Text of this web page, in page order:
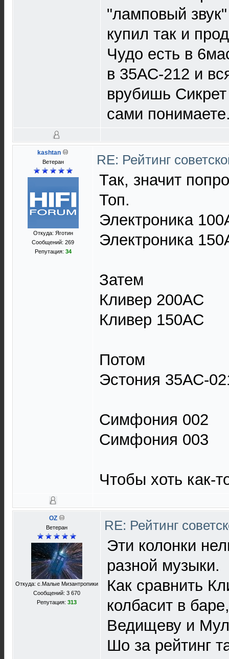
"ламповый
купил так и
Чудо есть в
в 35АС-212 и
врубишь
сами
kashtan
Ветеран
Откуда: Яготин
Сообщений: 269
Репутация: 34
RE: Рейтинг
Так, значит
Топ.
Электроника
Электроника
Затем
Кливер 200АС
Кливер 150АС
Потом
Эстония 35АС-
Симфония 002
Симфония 003
Чтобы хоть как-
OZ
Ветеран
Откуда: с.Малые Мизантропики
Сообщений: 3 670
Репутация: 313
RE: Рейтинг
Эти колонки
разной музыки.
Как сравнить
колбасит в
Ведищеву и
Шо за рейтинг